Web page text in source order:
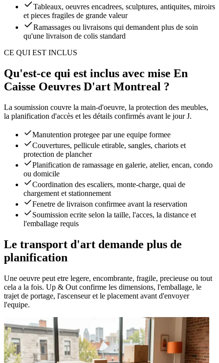
Tableaux, oeuvres encadrees, sculptures, antiquites, miroirs
et pieces fragiles de grande valeur
Ramassages ou livraisons qui demandent plus de soin
qu'une livraison de colis standard
CE QUI EST INCLUS
Qu'est-ce qui est inclus avec mise En
Caisse Oeuvres D'art Montreal ?
La soumission couvre la main-d'oeuvre, la protection des meubles,
la planification d'accès et les détails confirmés avant le jour J.
Manutention protegee par une equipe formee
Couvertures, pellicule etirable, sangles, chariots et
protection de plancher
Planification de ramassage en galerie, atelier, encan, condo
ou domicile
Coordination des escaliers, monte-charge, quai de
chargement et stationnement
Fenetre de livraison confirmee avant la reservation
Soumission ecrite selon la taille, l'acces, la distance et
l'emballage requis
Le transport d'art demande plus de
planification
Une oeuvre peut etre legere, encombrante, fragile, precieuse ou tout
cela a la fois. Up & Out confirme les dimensions, l'emballage, le
trajet de portage, l'ascenseur et le placement avant d'envoyer
l'equipe.